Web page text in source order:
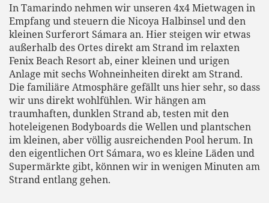
In Tamarindo nehmen wir unseren 4x4 Mietwagen in
Empfang und steuern die Nicoya Halbinsel und den
kleinen Surferort Sámara an. Hier steigen wir etwas
außerhalb des Ortes direkt am Strand im relaxten
Fenix Beach Resort ab, einer kleinen und urigen
Anlage mit sechs Wohneinheiten direkt am Strand.
Die familiäre Atmosphäre gefällt uns hier sehr, so dass
wir uns direkt wohlfühlen. Wir hängen am
traumhaften, dunklen Strand ab, testen mit den
hoteleigenen Bodyboards die Wellen und plantschen
im kleinen, aber völlig ausreichenden Pool herum. In
den eigentlichen Ort Sámara, wo es kleine Läden und
Supermärkte gibt, können wir in wenigen Minuten am
Strand entlang gehen.